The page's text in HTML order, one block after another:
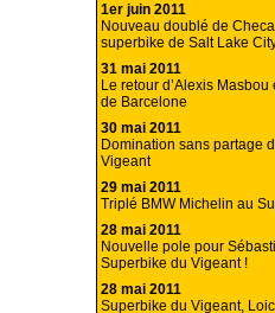
1er juin 2011
Nouveau doublé de
superbike de Salt Lake
31 mai 2011
Le retour d’Alexis
de Barcelone
30 mai 2011
Domination sans partage
Vigeant
29 mai 2011
Triplé BMW Michelin au
28 mai 2011
Nouvelle pole pour
Superbike du Vigeant !
28 mai 2011
Superbike du Vigeant,